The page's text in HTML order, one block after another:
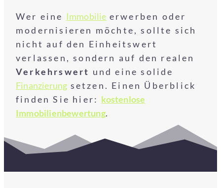
Wer eine Immobilie erwerben oder
modernisieren möchte, sollte sich
nicht auf den Einheitswert
verlassen, sondern auf den realen
Verkehrswert und eine solide
Finanzierung setzen. Einen Überblick
finden Sie hier: kostenlose
Immobilienbewertung.